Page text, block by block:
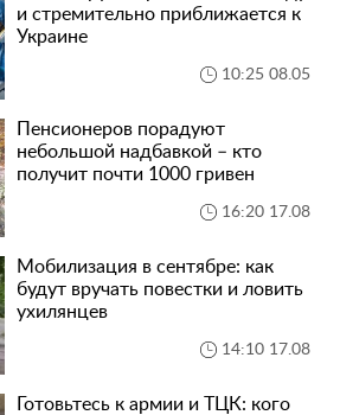
и стремительно приближается к
Украине
10:25 08.05
Пенсионеров порадуют
небольшой надбавкой – кто
получит почти 1000 гривен
16:20 17.08
Мобилизация в сентябре: как
будут вручать повестки и ловить
ухилянцев
14:10 17.08
Готовьтесь к армии и ТЦК: кого